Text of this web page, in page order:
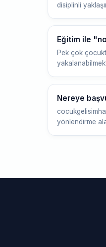
disiplinli
Eğitim ile
Pek çok
Nereye
yönlendirme